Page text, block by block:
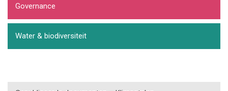
Governance
Water & biodiversiteit